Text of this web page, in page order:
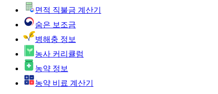
면적 직불금 계산기
숨은 보조금
병해충 정보
농사 커리큘럼
농약 정보
농약 비료 계산기